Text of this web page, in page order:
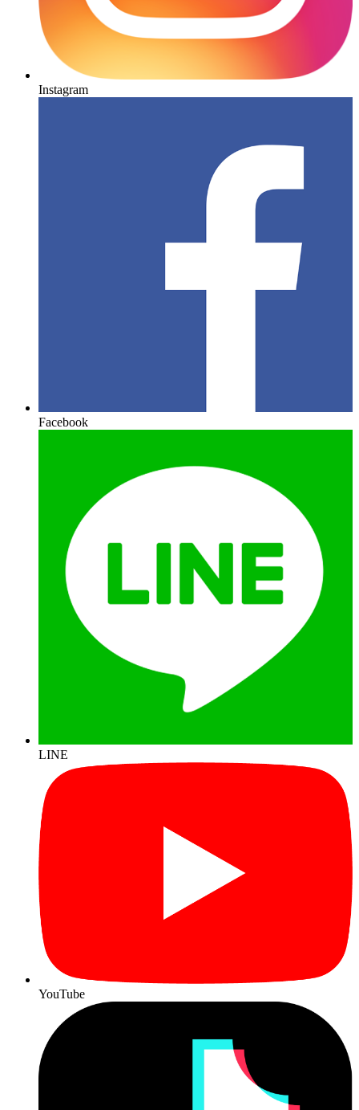
Instagram
Facebook
LINE
YouTube